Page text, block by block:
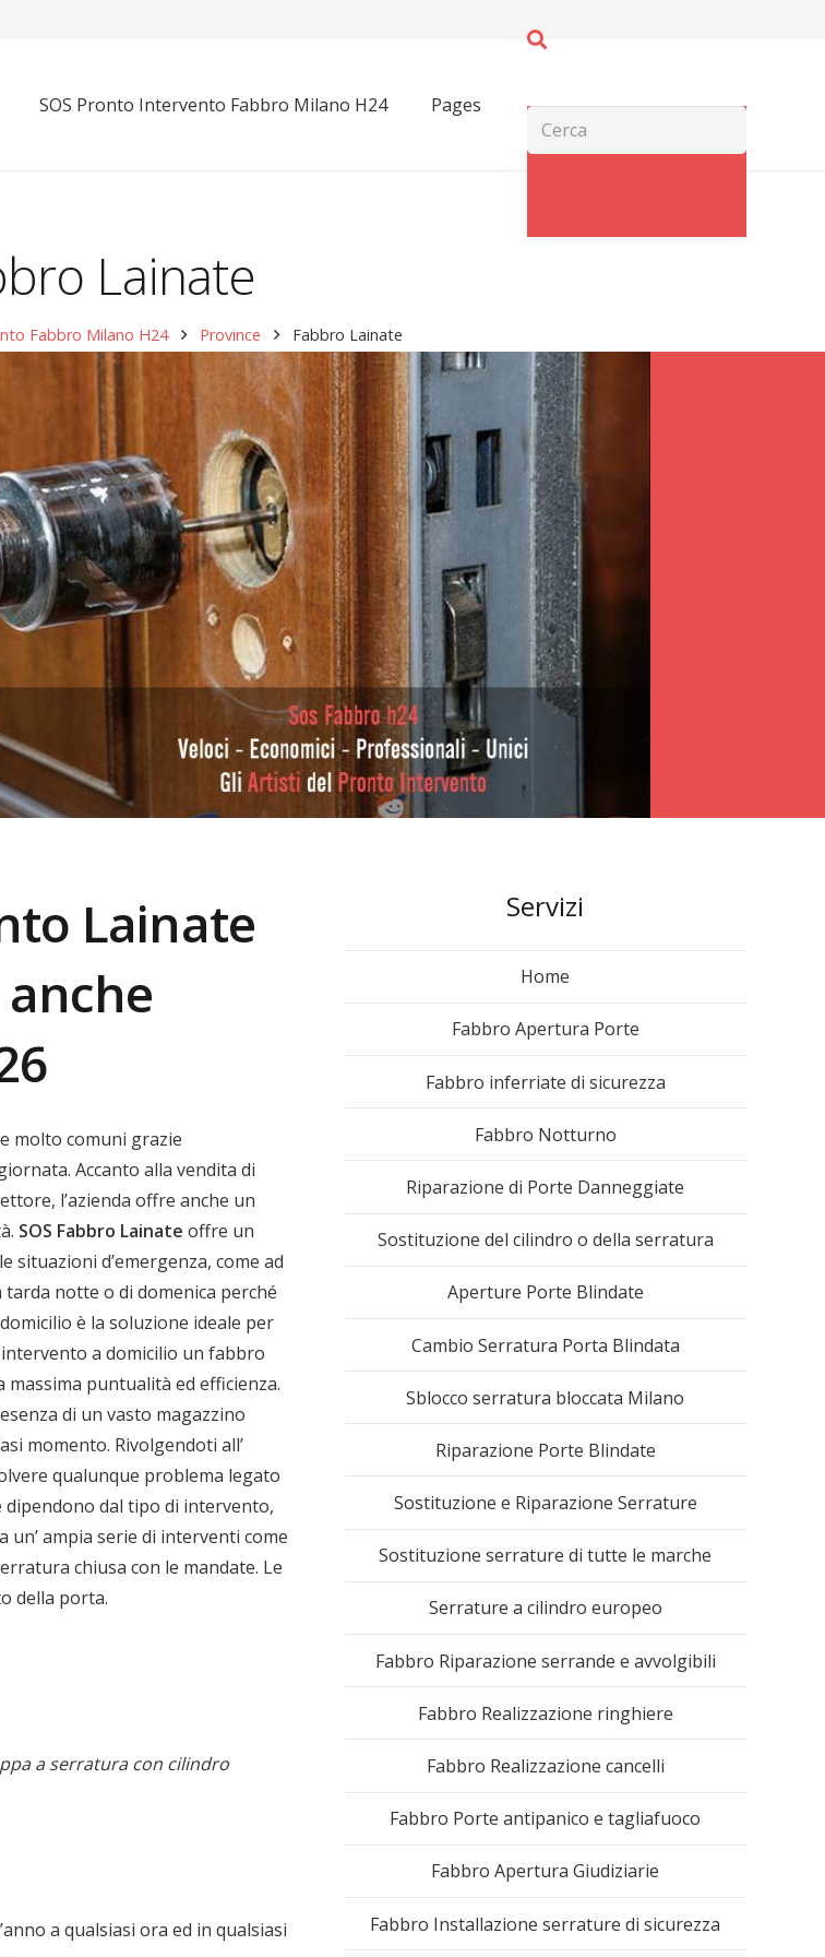
SOS Pronto Intervento Fabbro Milano H24 Pages
Lainate
Fabbro Milano H24 Province Fabbro Lainate
Lainate
molto comuni grazie
Accanto alla vendita di
l’azienda offre anche un
SOS Fabbro Lainate offre un
situazioni d’emergenza, come ad
notte o di domenica perché
è la soluzione ideale per
a domicilio un fabbro
puntualità ed efficienza.
di un vasto magazzino
momento. Rivolgendoti all’
qualunque problema legato
dal tipo di intervento,
ampia serie di interventi come
chiusa con le mandate. Le
della porta.
a serratura con cilindro
a qualsiasi ora ed in qualsiasi
Servizi
Home
Fabbro Apertura Porte
Fabbro inferriate di sicurezza
Fabbro Notturno
Riparazione di Porte Danneggiate
Sostituzione del cilindro o della serratura
Aperture Porte Blindate
Cambio Serratura Porta Blindata
Sblocco serratura bloccata Milano
Riparazione Porte Blindate
Sostituzione e Riparazione Serrature
Sostituzione serrature di tutte le marche
Serrature a cilindro europeo
Fabbro Riparazione serrande e avvolgibili
Fabbro Realizzazione ringhiere
Fabbro Realizzazione cancelli
Fabbro Porte antipanico e tagliafuoco
Fabbro Apertura Giudiziarie
Fabbro Installazione serrature di sicurezza